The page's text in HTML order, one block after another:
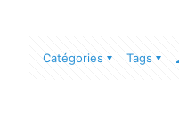
Catégories Tags